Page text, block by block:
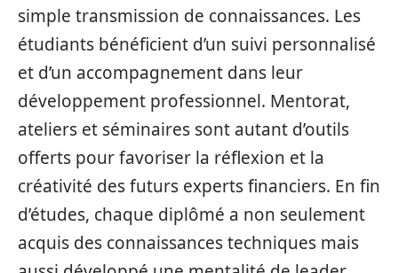
simple transmission de connaissances. Les
étudiants bénéficient d’un suivi personnalisé
et d’un accompagnement dans leur
développement professionnel. Mentorat,
ateliers et séminaires sont autant d’outils
offerts pour favoriser la réflexion et la
créativité des futurs experts financiers. En fin
d’études, chaque diplômé a non seulement
acquis des connaissances techniques mais